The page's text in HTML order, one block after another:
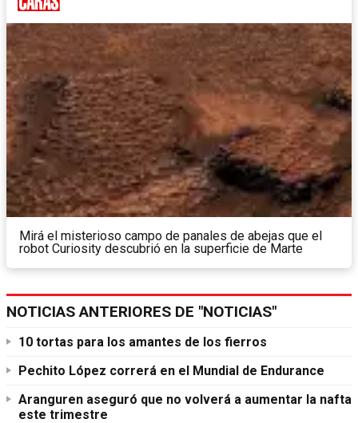
Mirá el misterioso campo de panales de abejas que el
robot Curiosity descubrió en la superficie de Marte
NOTICIAS ANTERIORES DE "NOTICIAS"
10 tortas para los amantes de los fierros
Pechito López correrá en el Mundial de Endurance
Aranguren aseguró que no volverá a aumentar la nafta
este trimestre